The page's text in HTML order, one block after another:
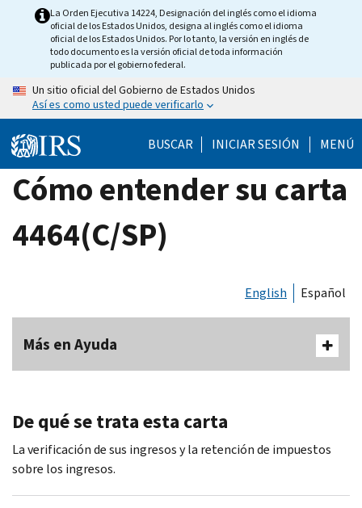
La Orden Ejecutiva 14224, Designación del inglés como el idioma
oficial de los Estados Unidos, designa al inglés como el idioma
oficial de los Estados Unidos. Por lo tanto, la versión en inglés de
todo documento es la versión oficial de toda información
publicada por el gobierno federal.
Un sitio oficial del Gobierno de Estados Unidos
Así es como usted puede verificarlo
BUSCAR INICIAR SESIÓN MENÚ
Cómo entender su carta
4464(C/SP)
English Español
Más en Ayuda
De qué se trata esta carta
La verificación de sus ingresos y la retención de impuestos
sobre los ingresos.